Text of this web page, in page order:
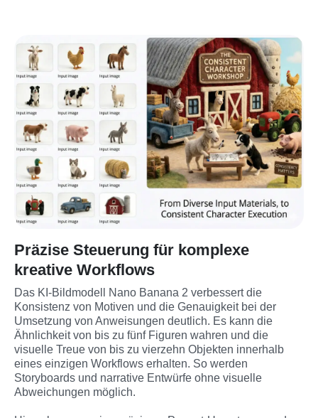
Präzise Steuerung für komplexe
kreative Workflows
Das KI-Bildmodell Nano Banana 2 verbessert die
Konsistenz von Motiven und die Genauigkeit bei der
Umsetzung von Anweisungen deutlich. Es kann die
Ähnlichkeit von bis zu fünf Figuren wahren und die
visuelle Treue von bis zu vierzehn Objekten innerhalb
eines einzigen Workflows erhalten. So werden
Storyboards und narrative Entwürfe ohne visuelle
Abweichungen möglich.